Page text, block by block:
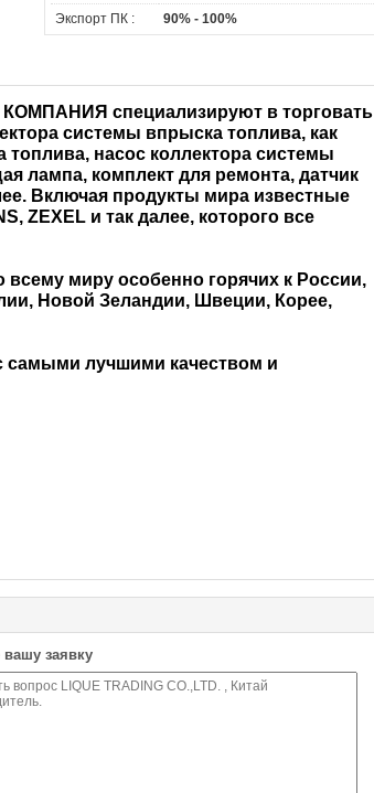
Экспорт ПК :
90% - 100%
специализируют в торговать
системы впрыска топлива, как
насос коллектора системы
лампа, комплект для ремонта, датчик
Включая продукты мира известные
ZEXEL и так далее, которого все
миру особенно горячих к России,
Новой Зеландии, Швеции, Корее,
лучшими качеством и
вашу заявку